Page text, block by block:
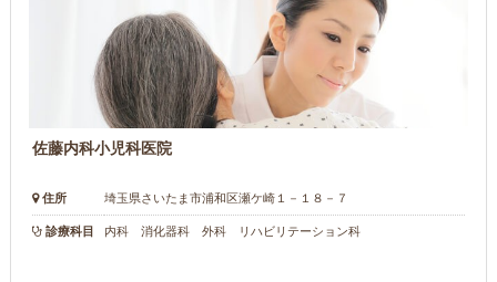
佐藤内科小児科医院
住所 埼玉県さいたま市浦和区瀬ケ崎１－１８－７
診療科目 内科 消化器科 外科 リハビリテーション科